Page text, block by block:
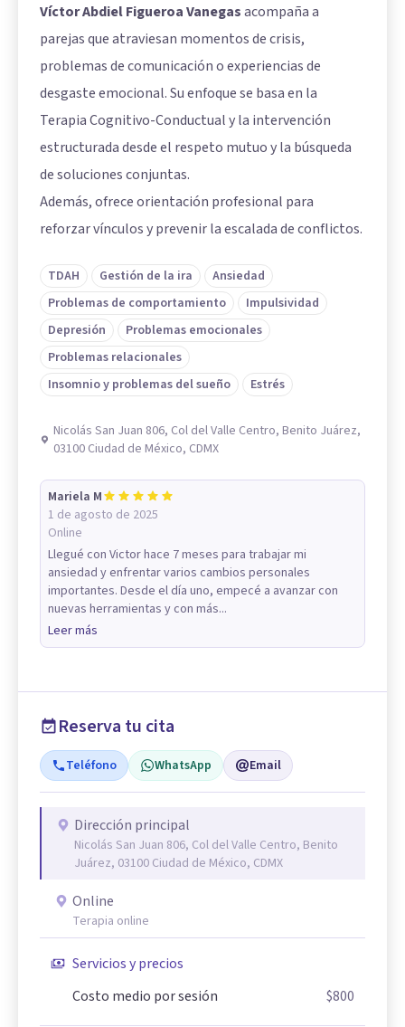
Víctor Abdiel Figueroa Vanegasacompaña a
parejas que atraviesan momentos de crisis,
problemas de comunicación o experiencias de
desgaste emocional. Su enfoque se basa en la
Terapia Cognitivo-Conductual y la intervención
estructurada desde el respeto mutuo y la búsqueda
de soluciones conjuntas.
Además, ofrece orientación profesional para
reforzar vínculos y prevenir la escalada de conflictos.
TDAH Gestión de la ira
Ansiedad
Problemas de comportamiento
Impulsividad
Depresión
Problemas emocionales
Problemas relacionales
Insomnio y problemas del sueño
Estrés
Nicolás San Juan 806, Col del Valle Centro, Benito Juárez,
03100 Ciudad de México, CDMX
Mariela M
1 de agosto de 2025
Online
Llegué con Victor hace 7 meses para trabajar mi
ansiedad y enfrentar varios cambios personales
importantes. Desde el día uno, empecé a avanzar con
nuevas herramientas y con más...
Leer más
Reserva tu cita
Teléfono WhatsApp Email
Dirección principal
Nicolás San Juan 806, Col del Valle Centro, Benito
Juárez, 03100 Ciudad de México, CDMX
Online
Terapia online
Servicios y precios
Costo medio por sesión
$800